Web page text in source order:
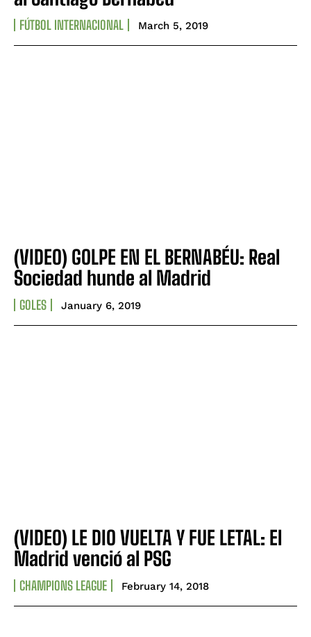
FÚTBOL INTERNACIONAL March 5, 2019
(VIDEO) GOLPE EN EL BERNABÉU: Real
Sociedad hunde al Madrid
GOLES January 6, 2019
(VIDEO) LE DIO VUELTA Y FUE LETAL: El
Madrid venció al PSG
CHAMPIONS LEAGUE February 14, 2018